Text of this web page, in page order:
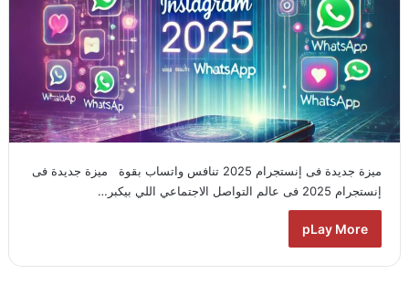
ميزة جديدة فى إنستجرام 2025 تنافس واتساب بقوة ميزة جديدة فى
إنستجرام 2025 فى عالم التواصل الاجتماعي اللي بيكبر…
pLay More